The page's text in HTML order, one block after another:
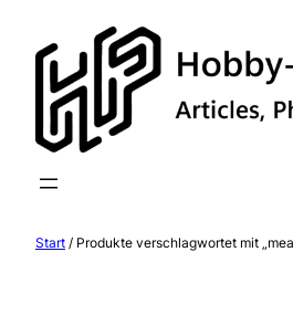
Inhalt
springen
Start / Produkte verschlagwortet mit